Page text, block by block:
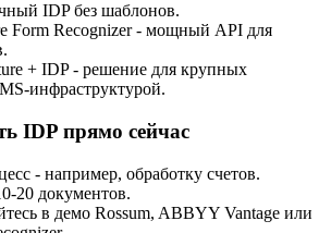
IDP без шаблонов.
Form Recognizer - мощный API для
+ IDP - решение для крупных
инфраструктурой.
IDP прямо сейчас
- например, обработку счетов.
20 документов.
в демо Rossum, ABBYY Vantage или